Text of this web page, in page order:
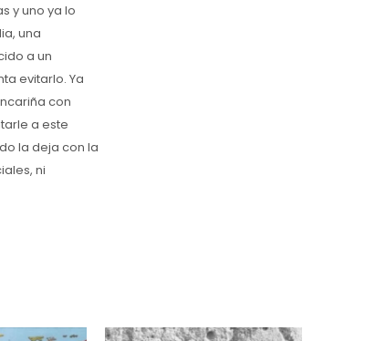
y uno ya lo
una
a un
evitarlo. Ya
con
a este
la deja con la
ni